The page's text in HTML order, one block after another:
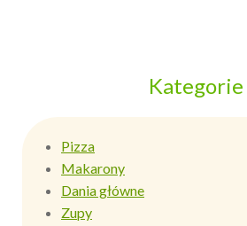
Kategorie
Pizza
Makarony
Dania główne
Zupy